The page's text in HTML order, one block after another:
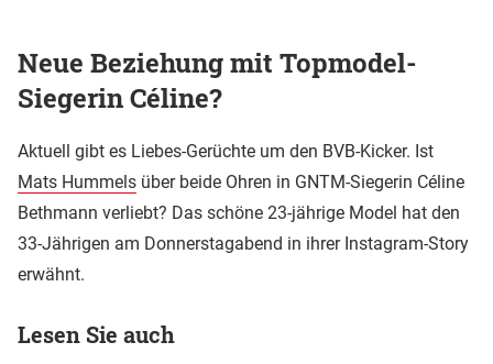
Neue Beziehung mit Topmodel-
Siegerin Céline?
Aktuell gibt es Liebes-Gerüchte um den BVB-Kicker. Ist
Mats Hummels über beide Ohren in GNTM-Siegerin Céline
Bethmann verliebt? Das schöne 23-jährige Model hat den
33-Jährigen am Donnerstagabend in ihrer Instagram-Story
erwähnt.
Lesen Sie auch